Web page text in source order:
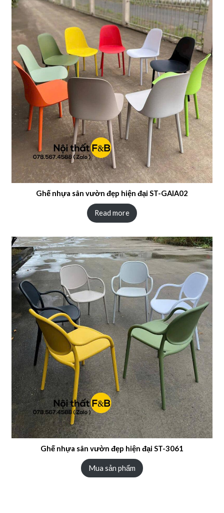
Ghế nhựa sân vườn đẹp hiện đại ST-GAIA02
Read more
Ghế nhựa sân vườn đẹp hiện đại ST-3061
Mua sản phẩm